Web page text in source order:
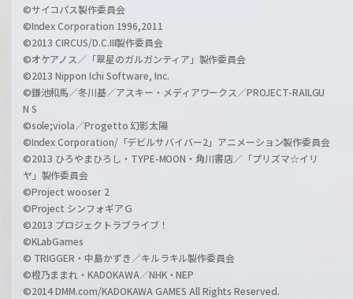
©サイコパス製作委員会
©Index Corporation 1996,2011
©2013 CIRCUS/D.C.III製作委員会
©オケアノス／「翠星のガルガンティア」製作委員会
©2013 Nippon Ichi Software, Inc.
©鎌池和馬／冬川基／アスキー・メディアワークス／PROJECT-RAILGU
N S
©sole;viola／Progetto 幻影太陽
©Index Corporation/「デビルサバイバー2」アニメーション製作委員会
©2013 ひろやまひろし・TYPE-MOON・角川書店／「プリズマ☆イリ
ヤ」製作委員会
©Project wooser 2
©Project シンフォギアＧ
©2013 プロジェクトラブライブ！
©KLabGames
© TRIGGER・中島かずき／キルラキル製作委員会
©橙乃ままれ・KADOKAWA／NHK・NEP
©2014 DMM.com/KADOKAWA GAMES All Rights Reserved.